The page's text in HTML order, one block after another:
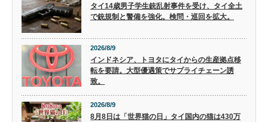
タイ14歳男子学生銃乱射事件を受け、タイ全土
で銃規制と警備を強化。検問・巡回を拡大。
2026/8/9
インドネシア、トヨタにタイからの生産拠点移
転を要請。大型優遇策でサプライチェーン誘
致。
2026/8/9
8月8日は「世界猫の日」タイ国内の猫は430万